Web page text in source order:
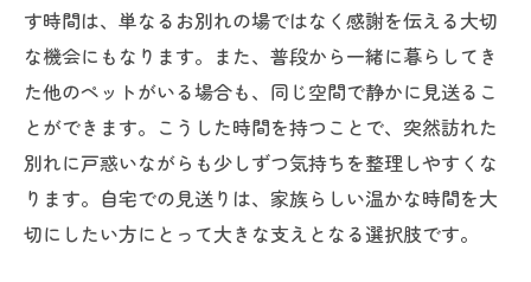
す時間は、単なるお別れの場ではなく感謝を伝える大切
な機会にもなります。また、普段から一緒に暮らしてき
た他のペットがいる場合も、同じ空間で静かに見送るこ
とができます。こうした時間を持つことで、突然訪れた
別れに戸惑いながらも少しずつ気持ちを整理しやすくな
ります。自宅での見送りは、家族らしい温かな時間を大
切にしたい方にとって大きな支えとなる選択肢です。